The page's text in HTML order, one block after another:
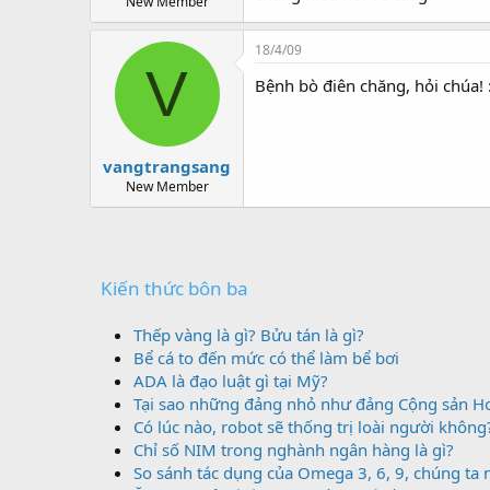
V
vangtrangsang
New Member
18/4/09
Bệnh bò điên chăng, hỏi chúa!
Kiến thức bôn ba
Thếp vàng là gì? Bửu tán là gì?
Bể cá to đến mức có thể làm bể bơi
ADA là đạo luật gì tại Mỹ?
Tại sao những đảng nhỏ như đảng Cộng sản
Có lúc nào, robot sẽ thống trị loài người
Chỉ số NIM trong nghành ngân hàng là gì?
So sánh tác dụng của Omega 3, 6, 9, chúng ta